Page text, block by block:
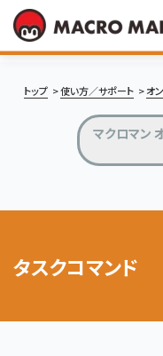
トップ 使い方／サポート オ
マクロマン
タスクコマンド